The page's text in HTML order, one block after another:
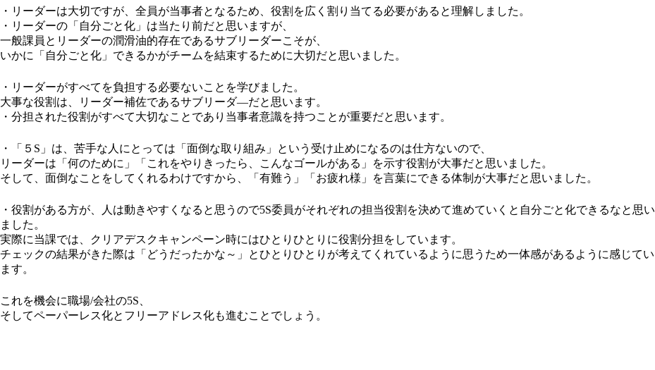
・リーダーは大切ですが、全員が当事者となるため、役割を広く割り当てる必要があると理解しました。
・リーダーの「自分ごと化」は当たり前だと思いますが、
一般課員とリーダーの潤滑油的存在であるサブリーダーこそが、
いかに「自分ごと化」できるかがチームを結束するために大切だと思いました。
・リーダーがすべてを負担する必要ないことを学びました。
大事な役割は、リーダー補佐であるサブリーダ―だと思います。
・分担された役割がすべて大切なことであり当事者意識を持つことが重要だと思います。
・「５S」は、苦手な人にとっては「面倒な取り組み」という受け止めになるのは仕方ないので、
リーダーは「何のために」「これをやりきったら、こんなゴールがある」を示す役割が大事だと思いました。
そして、面倒なことをしてくれるわけですから、「有難う」「お疲れ様」を言葉にできる体制が大事だと思いました。
・役割がある方が、人は動きやすくなると思うので5S委員がそれぞれの担当役割を決めて進めていくと自分ごと化できるなと思い
ました。
実際に当課では、クリアデスクキャンペーン時にはひとりひとりに役割分担をしています。
チェックの結果がきた際は「どうだったかな～」とひとりひとりが考えてくれているように思うため一体感があるように感じてい
ます。
これを機会に職場/会社の5S、
そしてペーパーレス化とフリーアドレス化も進むことでしょう。